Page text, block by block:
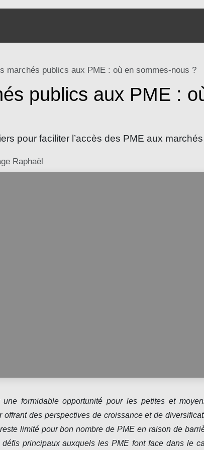
marchés publics aux PME : où en sommes-nous ?
publics aux PME :
pour faciliter l’accès des PME aux
Raphaël
formidable opportunité pour les petites et
des perspectives de croissance et de
limité pour bon nombre de PME en raison de
principaux auxquels les PME font face dans le